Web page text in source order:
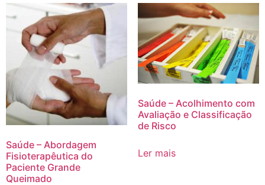
Saúde – Abordagem
Fisioterapêutica do
Paciente Grande
Queimado
Saúde – Acolhimento com
Avaliação e Classificação
de Risco
Ler mais